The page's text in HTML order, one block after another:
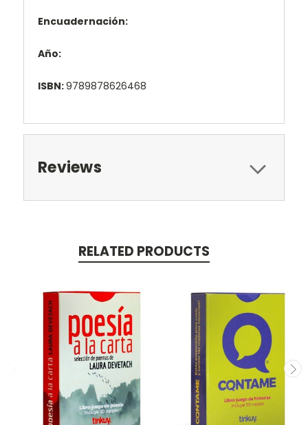
Encuadernación:
Año:
ISBN:9789878626468
Reviews
RELATED PRODUCTS